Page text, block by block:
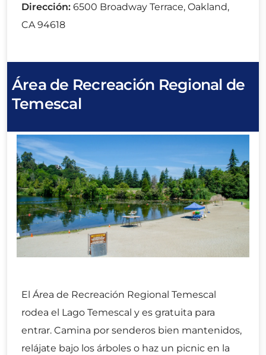
Dirección: 6500 Broadway Terrace, Oakland,
CA 94618
Área de Recreación Regional de
Temescal
El Área de Recreación Regional Temescal
rodea el Lago Temescal y es gratuita para
entrar. Camina por senderos bien mantenidos,
relájate bajo los árboles o haz un picnic en la